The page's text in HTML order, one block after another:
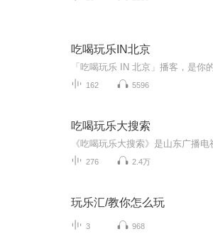
吃喝玩乐IN北京
162 5596
吃喝玩乐大搜索
276 2.4万
玩乐汇/教你怎么玩
3 968